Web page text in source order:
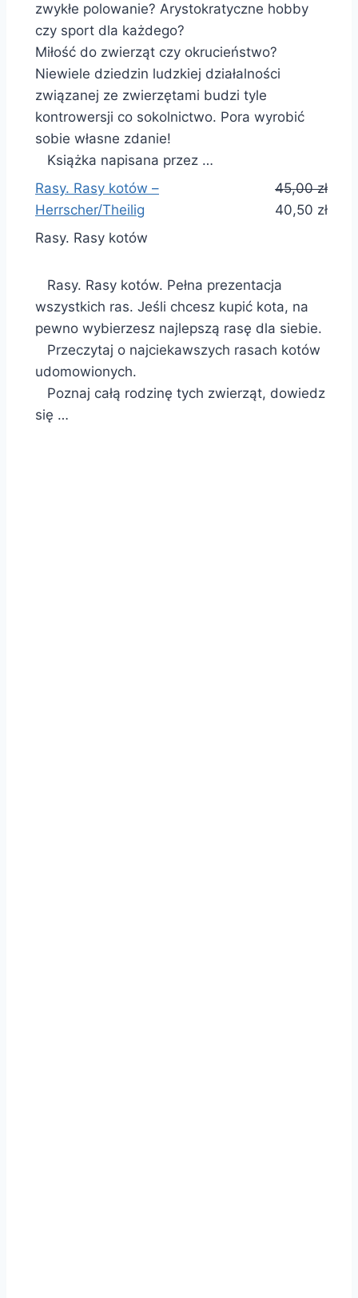
zwykłe polowanie? Arystokratyczne hobby
czy sport dla każdego?
Miłość do zwierząt czy okrucieństwo?
Niewiele dziedzin ludzkiej działalności
związanej ze zwierzętami budzi tyle
kontrowersji co sokolnictwo. Pora wyrobić
sobie własne zdanie!
Książka napisana przez …
Rasy. Rasy kotów –
Herrscher/Theilig
45,00 zł
40,50 zł
Rasy. Rasy kotów
Rasy. Rasy kotów. Pełna prezentacja
wszystkich ras. Jeśli chcesz kupić kota, na
pewno wybierzesz najlepszą rasę dla siebie.
Przeczytaj o najciekawszych rasach kotów
udomowionych.
Poznaj całą rodzinę tych zwierząt, dowiedz
się …